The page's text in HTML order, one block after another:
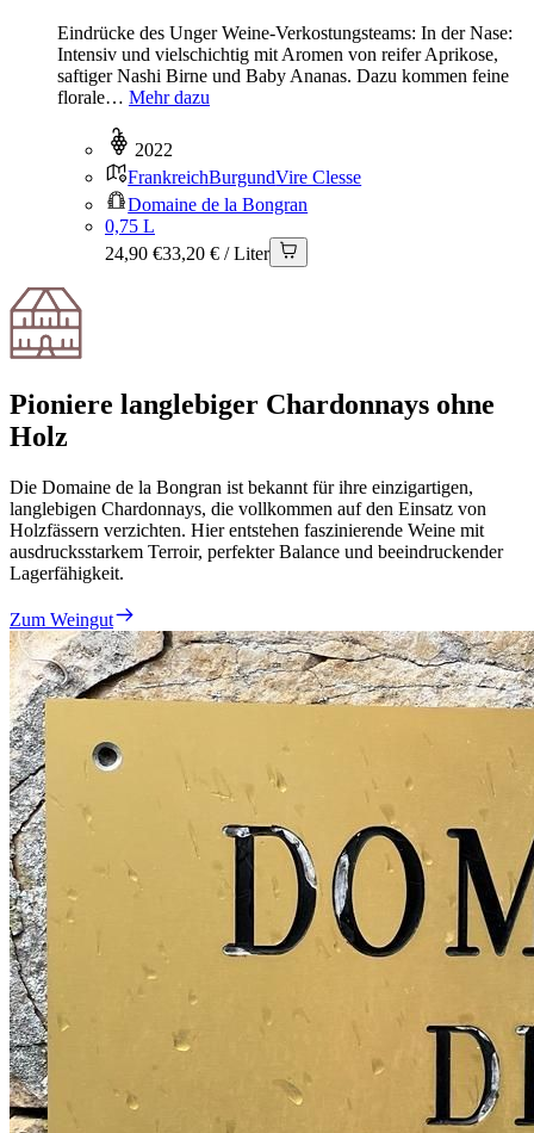
Eindrücke des Unger Weine-Verkostungsteams: In der Nase:
Intensiv und vielschichtig mit Aromen von reifer Aprikose,
saftiger Nashi Birne und Baby Ananas. Dazu kommen feine
florale… Mehr dazu
2022
FrankreichBurgundVire Clesse
Domaine de la Bongran
0,75 L
24,90 €33,20 € / Liter
Pioniere langlebiger Chardonnays ohne
Holz
Die Domaine de la Bongran ist bekannt für ihre einzigartigen,
langlebigen Chardonnays, die vollkommen auf den Einsatz von
Holzfässern verzichten. Hier entstehen faszinierende Weine mit
ausdrucksstarkem Terroir, perfekter Balance und beeindruckender
Lagerfähigkeit.
Zum Weingut